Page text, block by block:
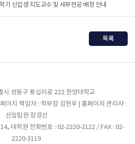
기 신입생 지도교수 및 세부전공 배정 안내
목록
시 성동구 왕십리로 222 한양대학교
이지 책임자 : 학부장 김현우 | 홈페이지 관리자 :
선임팀원 장경선
대학원 전화번호 : 02-2220-3122 / FAX : 02-
2220-3119